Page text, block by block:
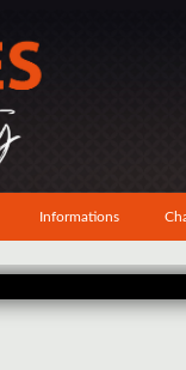
Informations